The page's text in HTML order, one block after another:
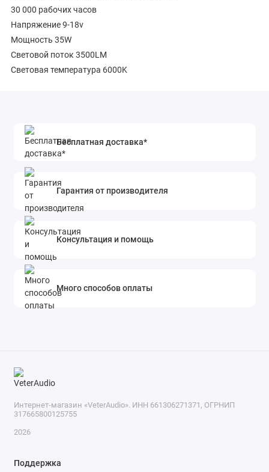
30 000 рабочих часов
Напряжение 9-18v
Мощность 35W
Световой поток 3500LM
Световая температура 6000K
Бесплатная доставка*
Гарантия от производителя
Консультация и помощь
Много способов оплаты
Интернет-магазин «VeterAudio». ИНН 661306271371, ОГРНИП
317665800125755
2026
Поддержка